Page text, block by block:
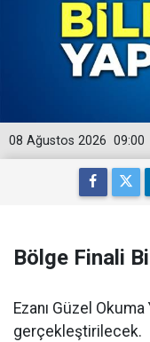
09:00
08 Ağustos 2026
Bölge Finali
Ezanı Güzel
gerçekleştirilecek.